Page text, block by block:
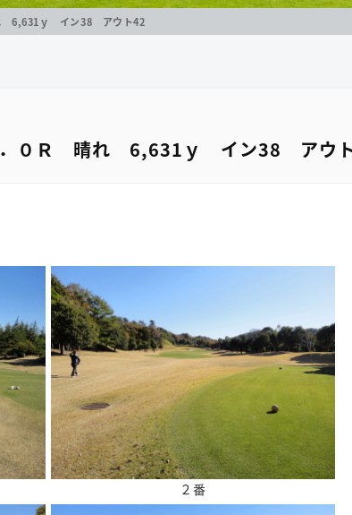
6,631ｙ イン38 アウト42
．０Ｒ 晴れ 6,631ｙ イン38 アウ
２番